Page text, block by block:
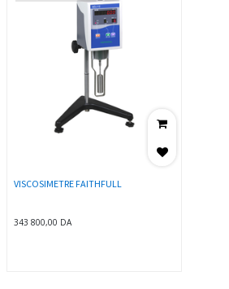
VISCOSIMETRE FAITHFULL
343 800,00 DA